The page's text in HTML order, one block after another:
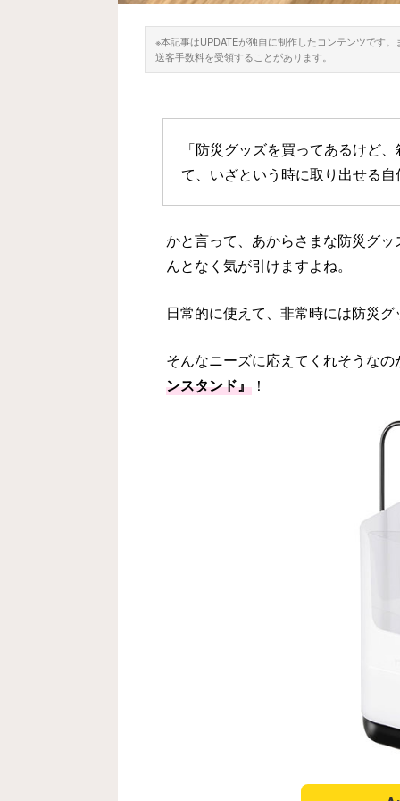
※本記事はUPDATEが独自に制作したコンテンツです
送客手数料を受領することがあります。
「防災グッズを買ってあるけど
て、いざという時に取り出せる
かと言って、あからさまな防災グ
んとなく気が引けますよね。
日常的に使えて、非常時には防災
そんなニーズに応えてくれそうな
ンスタンド』 ！